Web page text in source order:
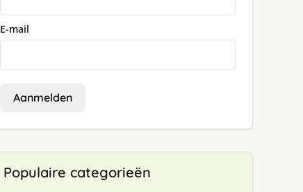
E-mail
Aanmelden
Populaire categorieën